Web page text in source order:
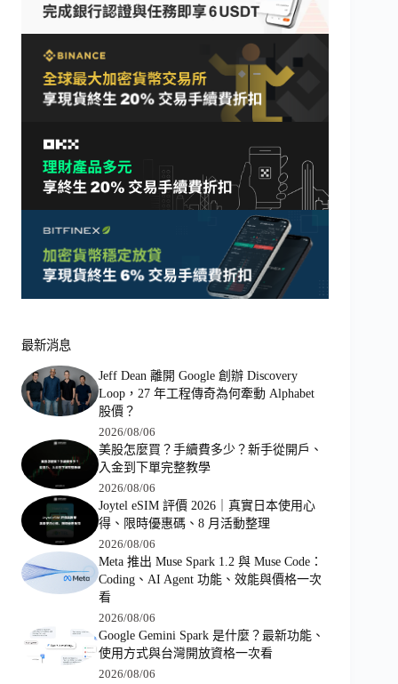
最新消息
Jeff Dean 離開 Google 創辦 Discovery
Loop，27 年工程傳奇為何牽動 Alphabet
股價？
2026/08/06
美股怎麼買？手續費多少？新手從開戶、
入金到下單完整教學
2026/08/06
Joytel eSIM 評價 2026｜真實日本使用心
得、限時優惠碼、8 月活動整理
2026/08/06
Meta 推出 Muse Spark 1.2 與 Muse Code：
Coding、AI Agent 功能、效能與價格一次
看
2026/08/06
Google Gemini Spark 是什麼？最新功能、
使用方式與台灣開放資格一次看
2026/08/06